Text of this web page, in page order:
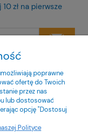
zł na pierwsze
polityką
poprawne
ofertę do Twoich
przez nas
lub dostosować
opcję "Dostosuj
Polityce